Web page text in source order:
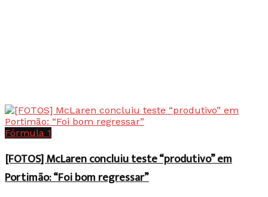
Fórmula 1
[FOTOS] McLaren concluiu teste “produtivo” em
Portimão: “Foi bom regressar”